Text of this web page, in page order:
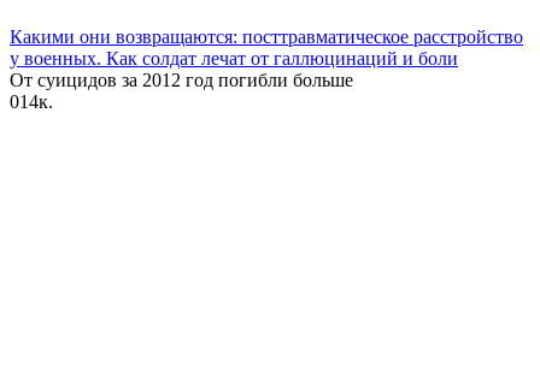
Какими они возвращаются: посттравматическое расстройство
у военных. Как солдат лечат от галлюцинаций и боли
От суицидов за 2012 год‌ погибли больше
014к.